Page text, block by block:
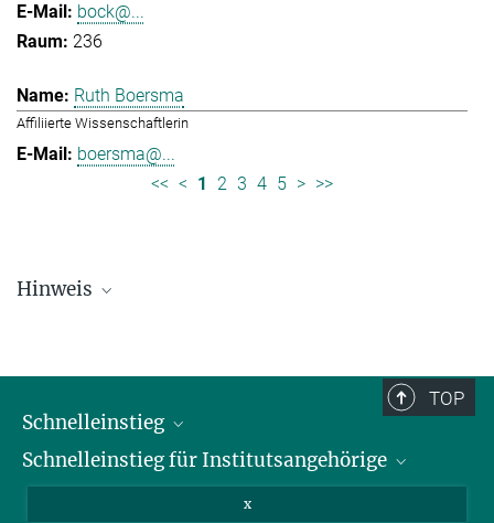
bock@...
236
Ruth Boersma
Affiliierte Wissenschaftlerin
boersma@...
<< < 1 2 3 4 5 > >>
Hinweis
TOP
Schnelleinstieg
Bibliothek
Schnelleinstieg für Institutsangehörige
x